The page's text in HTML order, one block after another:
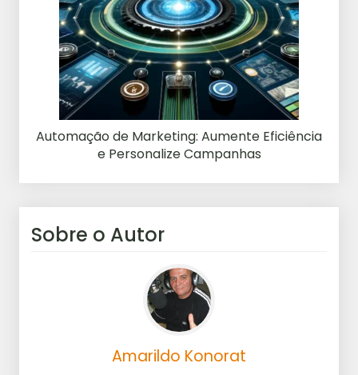
Automação de Marketing: Aumente Eficiência
e Personalize Campanhas
Sobre o Autor
Amarildo Konorat